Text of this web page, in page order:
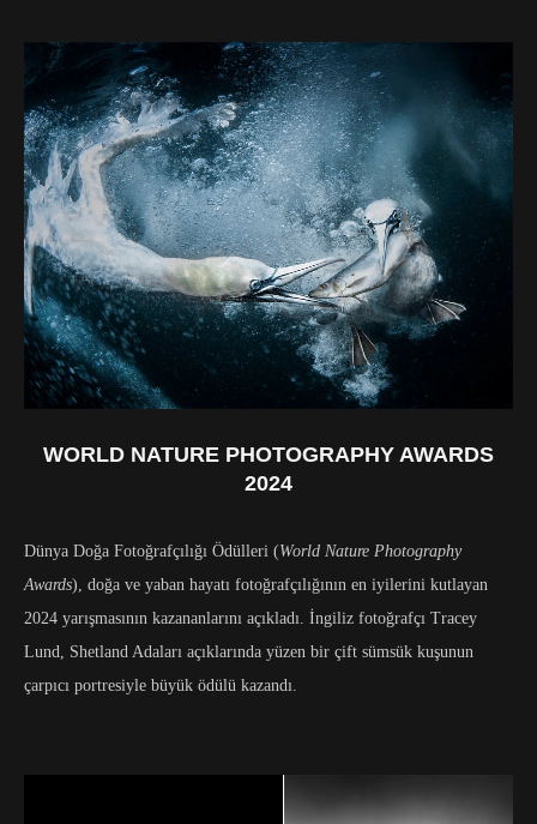
WORLD NATURE PHOTOGRAPHY AWARDS
2024
Dünya Doğa Fotoğrafçılığı Ödülleri (World Nature Photography
Awards), doğa ve yaban hayatı fotoğrafçılığının en iyilerini kutlayan
2024 yarışmasının kazananlarını açıkladı. İngiliz fotoğrafçı Tracey
Lund, Shetland Adaları açıklarında yüzen bir çift sümsük kuşunun
çarpıcı portresiyle büyük ödülü kazandı.